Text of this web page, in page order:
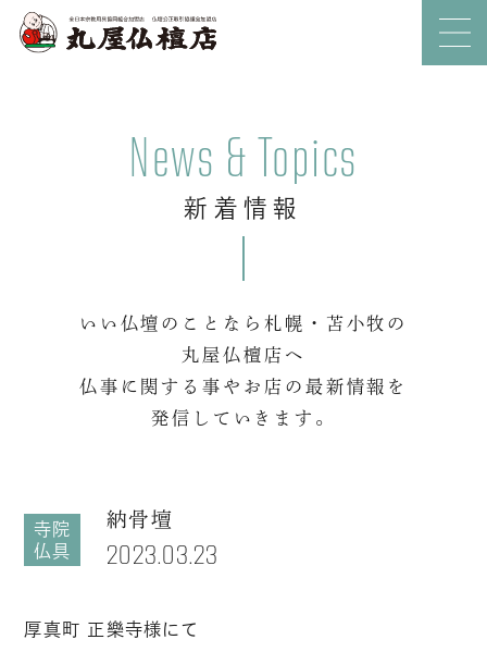
News & Topics
新着情報
いい仏壇のことなら札幌・苫小牧の
丸屋仏檀店へ
仏事に関する事やお店の最新情報を
発信していきます。
寺院
仏具
納骨壇
2023.03.23
厚真町 正樂寺様にて